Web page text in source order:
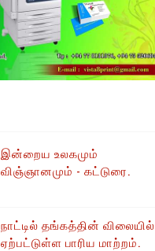
இன்றைய உலகமும்
விஞ்ஞானமும் - கட்டுரை.
நாட்டில் தங்கத்தின் விலையில்
ஏற்பட்டுள்ள பாரிய மாற்றம்.